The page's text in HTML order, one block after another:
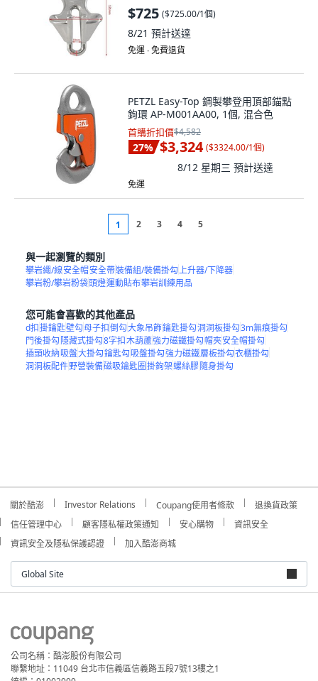
$725 ($725.00/1個)
8/21 預計送達
免運 ∙ 免費退貨
PETZL Easy-Top 鋼製攀登用頂部錨點
鉤環 AP-M001AA00, 1個, 混合色
首購折扣價$4,582
27% $3,324 ($3324.00/1個)
8/12 星期三 預計送達
免運
1 2 3 4 5
與一起瀏覽的類別
攀岩繩/線安全帽安全帶裝備組/裝備掛勾上升器/下降器
攀岩粉/攀岩粉袋頭燈運動貼布攀岩訓練用品
您可能會喜歡的其他產品
d扣掛鑰匙壁勾母子扣倒勾大象吊飾鑰匙掛勾洞洞板掛勾3m無痕掛勾
門後掛勾隱藏式掛勾8字扣木葫蘆強力磁鐵掛勾帽夾安全帽掛勾
插頭收納吸盤大掛勾鑰匙勾吸盤掛勾強力磁鐵層板掛勾衣櫃掛勾
洞洞板配件野營裝備磁吸鑰匙圈掛鉤架螺絲膠隨身掛勾
關於酷澎 Investor Relations Coupang使用者條款
退換貨政策
信任管理中心
顧客隱私權政策通知 安心購物
資訊安全
資訊安全及隱私保護認證
加入酷澎商城
Global Site
公司名稱：酷澎股份有限公司
聯繫地址：11049 台北市信義區信義路五段7號13樓之1